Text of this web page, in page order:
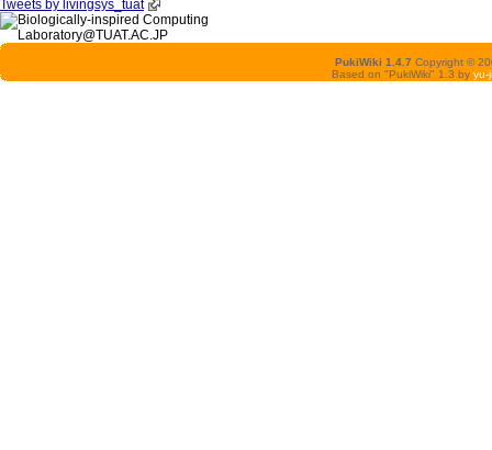
Tweets by livingsys_tuat
PukiWiki 1.4.7 Copyright ©
Based on "PukiWiki" 1.3 by yu-ji